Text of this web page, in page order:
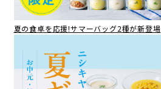
夏の食卓を応援!サマーバッグ2種が新登場